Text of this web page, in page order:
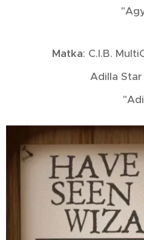
Matka: C.I.B.
Adilla Star